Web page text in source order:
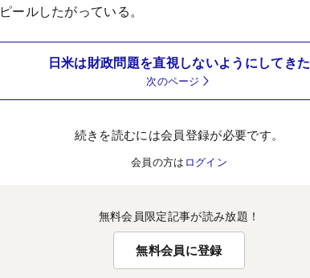
ールしたがっている。
日米は財政問題を直視しないようにしてきた
次のページ
続きを読むには会員登録が必要です。
会員の方は ログイン
無料会員限定記事が読み放題！
無料会員に登録